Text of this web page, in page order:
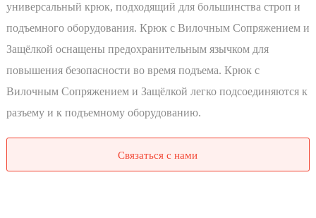
универсальный крюк, подходящий для большинства строп и
подъемного оборудования. Крюк с Вилочным Сопряжением и
Защёлкой оснащены предохранительным язычком для
повышения безопасности во время подъема. Крюк с
Вилочным Сопряжением и Защёлкой легко подсоединяются к
разъему и к подъемному оборудованию.
Связаться с нами